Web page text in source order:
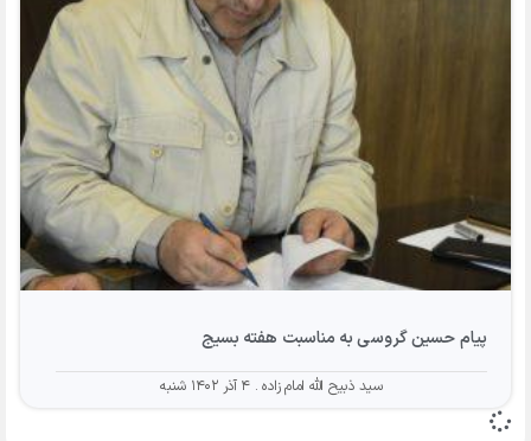
پیام حسین گروسی به مناسبت هفته بسیج
سید ذبیح الله امام زاده ۴ آذر ۱۴۰۲ شنبه